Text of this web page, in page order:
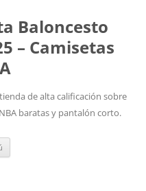
Baloncesto
– Camisetas
de alta calificación sobre
baratas y pantalón corto.